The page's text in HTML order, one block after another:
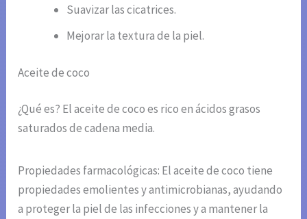
Suavizar las cicatrices.
Mejorar la textura de la piel.
Aceite de coco
¿Qué es? El aceite de coco es rico en ácidos grasos
saturados de cadena media.
Propiedades farmacológicas: El aceite de coco tiene
propiedades emolientes y antimicrobianas, ayudando
a proteger la piel de las infecciones y a mantener la